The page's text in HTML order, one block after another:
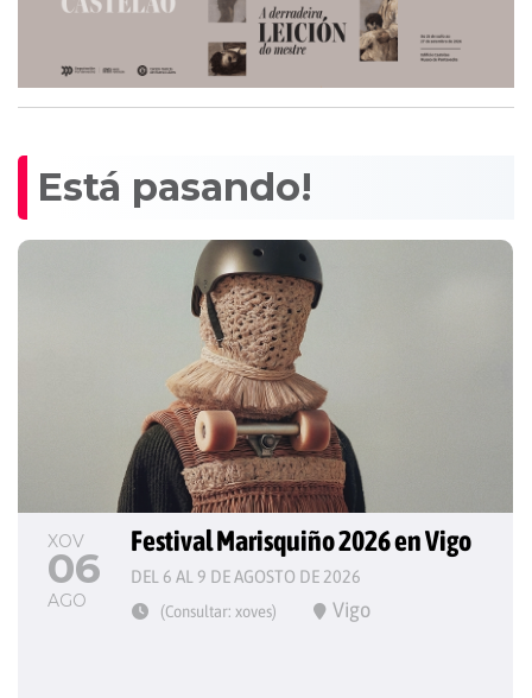
Está pasando!
XOV
06
AGO
Festival Marisquiño 2026 en Vigo
DEL 6 AL 9 DE AGOSTO DE 2026
(Consultar: xoves) Vigo